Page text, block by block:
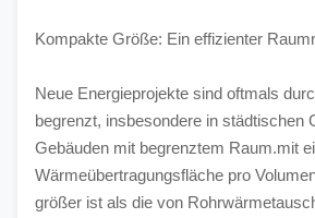
Kompakte Größe: Ein effizienter
Neue Energieprojekte sind oftmals
begrenzt, insbesondere in städtischen
Gebäuden mit begrenztem Raum.mit
Wärmeübertragungsfläche pro
größer ist als die von